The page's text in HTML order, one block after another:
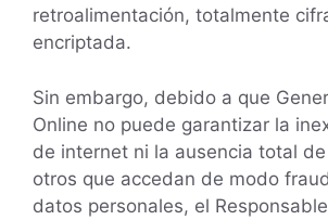
retroalimentación, totalmente
encriptada.
Sin embargo, debido a que
Online no puede garantizar la
de internet ni la ausencia total
otros que accedan de modo
datos personales, el